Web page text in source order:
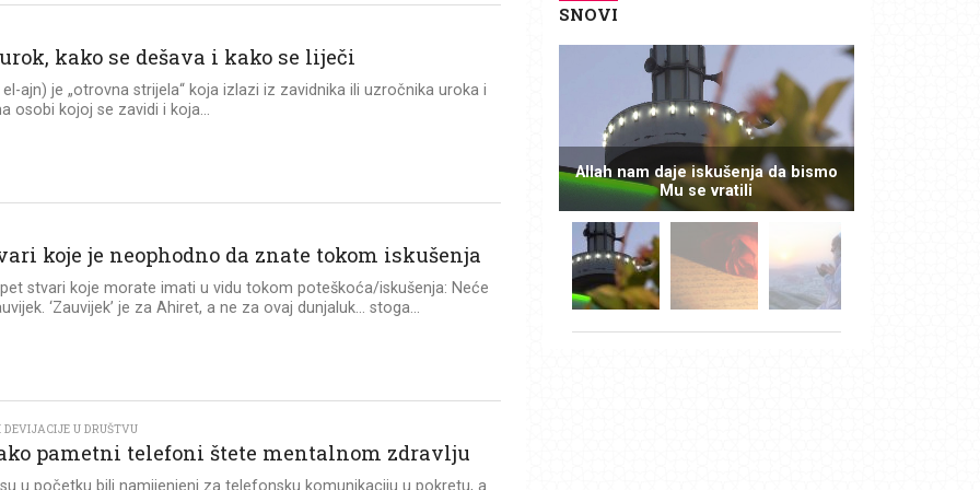
kako se dešava i kako se liječi
el-ajn) je „otrovna strijela“ koja izlazi iz zavidnika ili uzročnika uroka i
osobi kojoj se zavidi i koja...
koje je neophodno da znate tokom iskušenja
stvari koje morate imati u vidu tokom poteškoća/iskušenja: Neće
‘Zauvijek’ je za Ahiret, a ne za ovaj dunjaluk… stoga...
DEVIJACIJE U DRUŠTVU
pametni telefoni štete mentalnom zdravlju
u početku bili namijenjeni za telefonsku komunikaciju u pokretu, a
SNOVI
Allah nam daje iskušenja da bismo
Mu se vratili